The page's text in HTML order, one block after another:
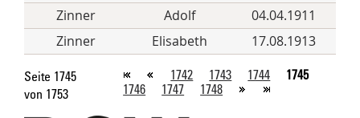
Zinner
Adolf
04.04.1911
Zinner
Elisabeth 17.08.1913
Seite 1745
von 1753
1742 1743 1744
1745
1746
1747 1748